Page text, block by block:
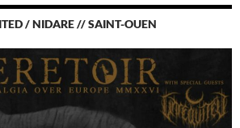
/ NIDARE // SAINT-OUEN